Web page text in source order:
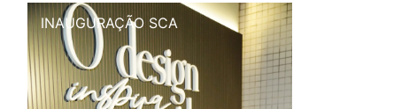
INAUGURAÇÃO SCA